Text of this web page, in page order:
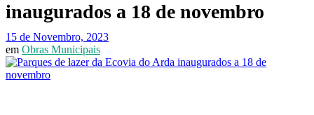
inaugurados a 18 de novembro
15 de Novembro, 2023
em Obras Municipais